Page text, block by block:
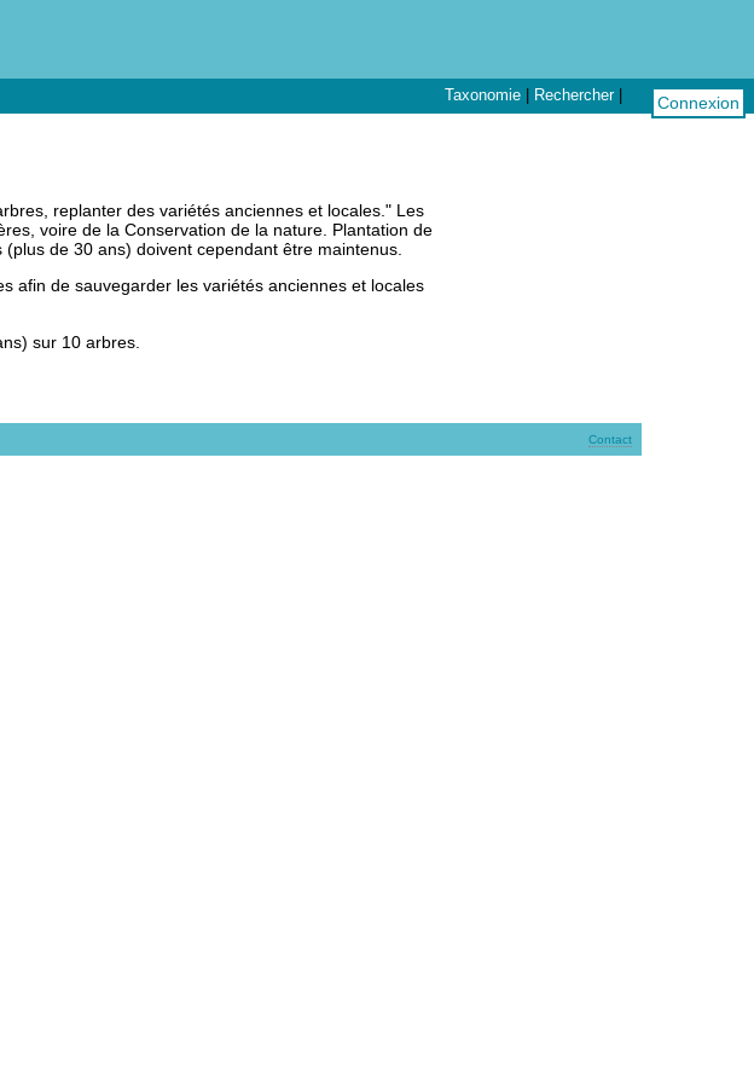
Connexion
Taxonomie Rechercher|
replanter des variétés anciennes et locales." Les
voire de la Conservation de la nature. Plantation de
de 30 ans) doivent cependant être maintenus.
afin de sauvegarder les variétés anciennes et locales
sur 10 arbres.
Contact